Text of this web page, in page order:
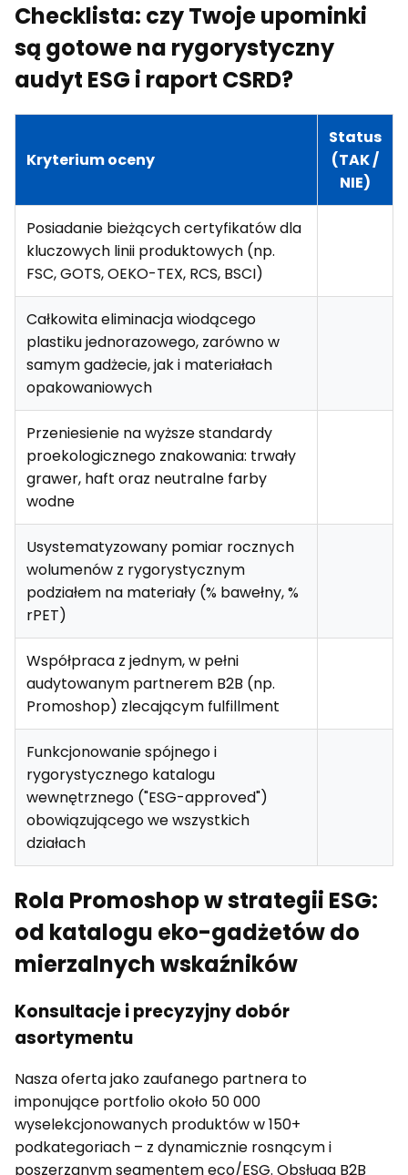
Checklista: czy Twoje upominki
są gotowe na rygorystyczny
audyt ESG i raport CSRD?
Kryterium oceny
Status
(TAK /
NIE)
Posiadanie bieżących certyfikatów dla
kluczowych linii produktowych (np.
FSC, GOTS, OEKO-TEX, RCS, BSCI)
Całkowita eliminacja wiodącego
plastiku jednorazowego, zarówno w
samym gadżecie, jak i materiałach
opakowaniowych
Przeniesienie na wyższe standardy
proekologicznego znakowania: trwały
grawer, haft oraz neutralne farby
wodne
Usystematyzowany pomiar rocznych
wolumenów z rygorystycznym
podziałem na materiały (% bawełny, %
rPET)
Współpraca z jednym, w pełni
audytowanym partnerem B2B (np.
Promoshop) zlecającym fulfillment
Funkcjonowanie spójnego i
rygorystycznego katalogu
wewnętrznego ("ESG-approved")
obowiązującego we wszystkich
działach
Rola Promoshop w strategii ESG:
od katalogu eko-gadżetów do
mierzalnych wskaźników
Konsultacje i precyzyjny dobór
asortymentu
Nasza oferta jako zaufanego partnera to
imponujące portfolio około 50 000
wyselekcjonowanych produktów w 150+
podkategoriach – z dynamicznie rosnącym i
poszerzanym segmentem eco/ESG. Obsługa B2B